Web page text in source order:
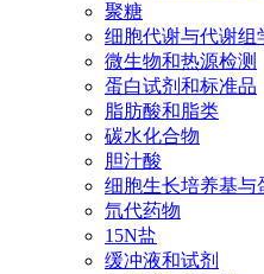
聚糖
细胞代谢与代谢组
微生物和热源检测
蛋白试剂和标准品
脂肪酸和脂类
碳水化合物
胆汁酸
细胞生长培养基与
氘代药物
15N盐
缓冲液和试剂